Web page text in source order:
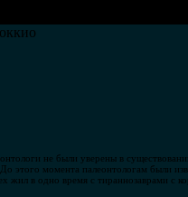
не были уверены в
этого момента палеонтологам были
в одно время с тираннозаврами с